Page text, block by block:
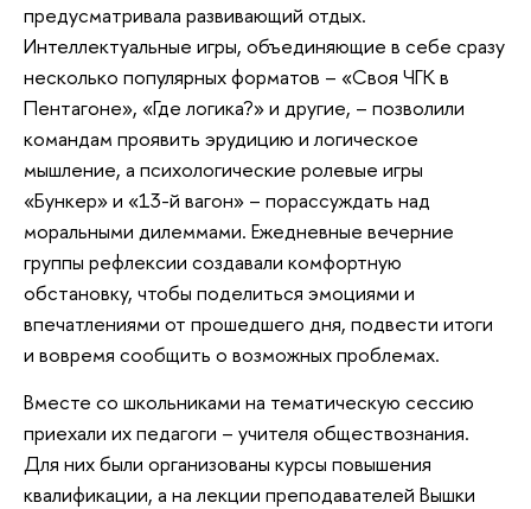
предусматривала развивающий отдых.
Интеллектуальные игры, объединяющие в себе сразу
несколько популярных форматов – «Своя ЧГК в
Пентагоне», «Где логика?» и другие, – позволили
командам проявить эрудицию и логическое
мышление, а психологические ролевые игры
«Бункер» и «13-й вагон» – порассуждать над
моральными дилеммами. Ежедневные вечерние
группы рефлексии создавали комфортную
обстановку, чтобы поделиться эмоциями и
впечатлениями от прошедшего дня, подвести итоги
и вовремя сообщить о возможных проблемах.
Вместе со школьниками на тематическую сессию
приехали их педагоги – учителя обществознания.
Для них были организованы курсы повышения
квалификации, а на лекции преподавателей Вышки